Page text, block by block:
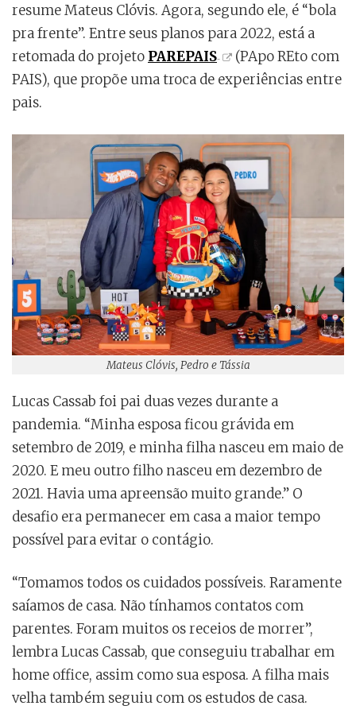
resume Mateus Clóvis. Agora, segundo ele, é “bola
pra frente”. Entre seus planos para 2022, está a
retomada do projeto PAREPAIS
(PApo REto com
PAIS), que propõe uma troca de experiências entre
pais.
Mateus Clóvis, Pedro e Tássia
Lucas Cassab foi pai duas vezes durante a
pandemia. “Minha esposa ficou grávida em
setembro de 2019, e minha filha nasceu em maio de
2020. E meu outro filho nasceu em dezembro de
2021. Havia uma apreensão muito grande.” O
desafio era permanecer em casa a maior tempo
possível para evitar o contágio.
“Tomamos todos os cuidados possíveis. Raramente
saíamos de casa. Não tínhamos contatos com
parentes. Foram muitos os receios de morrer”,
lembra Lucas Cassab, que conseguiu trabalhar em
home office, assim como sua esposa. A filha mais
velha também seguiu com os estudos de casa.